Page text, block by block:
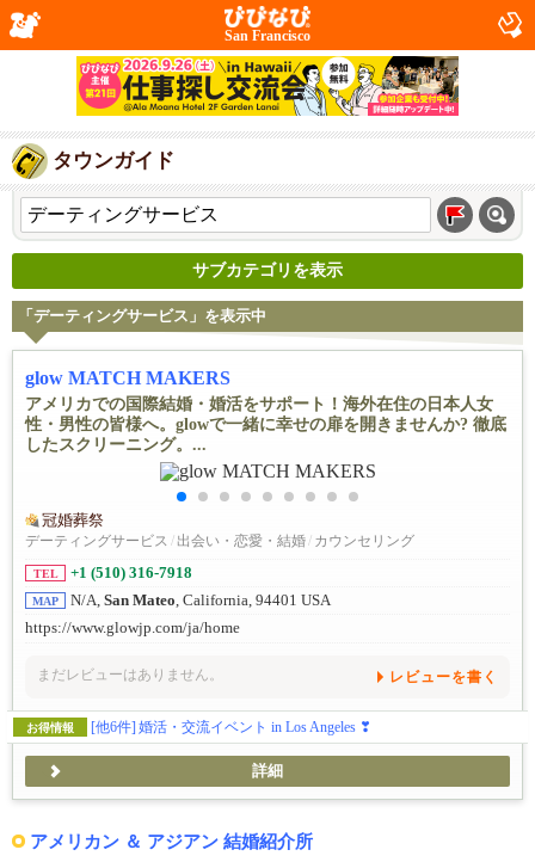
San Francisco
タウンガイド
サブカテゴリを表示
「デーティングサービス」を表示中
glow MATCH MAKERS
アメリカでの国際結婚・婚活をサポート！海外在住の日本人女
性・男性の皆様へ。glowで一緒に幸せの扉を開きませんか? 徹底
したスクリーニング。...
冠婚葬祭
デーティングサービス /出会い・恋愛・結婚/ カウンセリング
TEL +1 (510) 316-7918
MAP N/A, San Mateo, California, 94401 USA
https://www.glowjp.com/ja/home
まだレビューはありません。 レビューを書く
お得情報 [他6件] 婚活・交流イベント in Los Angeles ❣
詳細
アメリカン ＆ アジアン 結婚紹介所